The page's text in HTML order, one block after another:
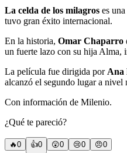
La celda de los milagros es
tuvo gran éxito internacional.
En la historia, Omar Chaparro
un fuerte lazo con su hija Alma,
La película fue dirigida por Ana
alcanzó el segundo lugar a nivel
Con información de Milenio.
¿Qué te pareció?
🔥0 👍0 😲0 😢0 😠0